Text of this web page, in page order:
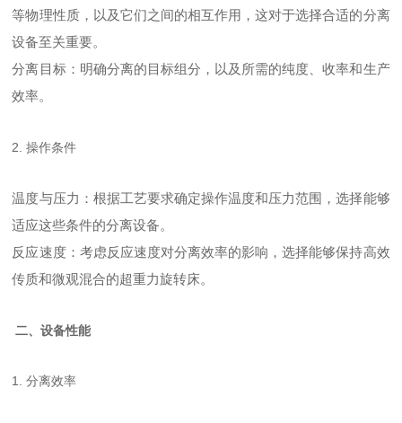
等物理性质，以及它们之间的相互作用，这对于选择合适的分离
设备至关重要。
分离目标：明确分离的目标组分，以及所需的纯度、收率和生产
效率。
2. 操作条件
温度与压力：根据工艺要求确定操作温度和压力范围，选择能够
适应这些条件的分离设备。
反应速度：考虑反应速度对分离效率的影响，选择能够保持高效
传质和微观混合的超重力旋转床。
二、设备性能
1. 分离效率